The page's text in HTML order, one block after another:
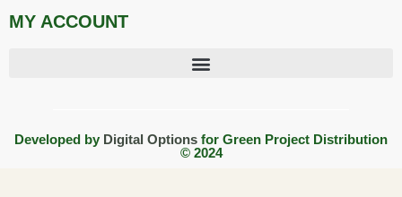
MY ACCOUNT
Developed by Digital Options for Green Project Distribution
© 2024